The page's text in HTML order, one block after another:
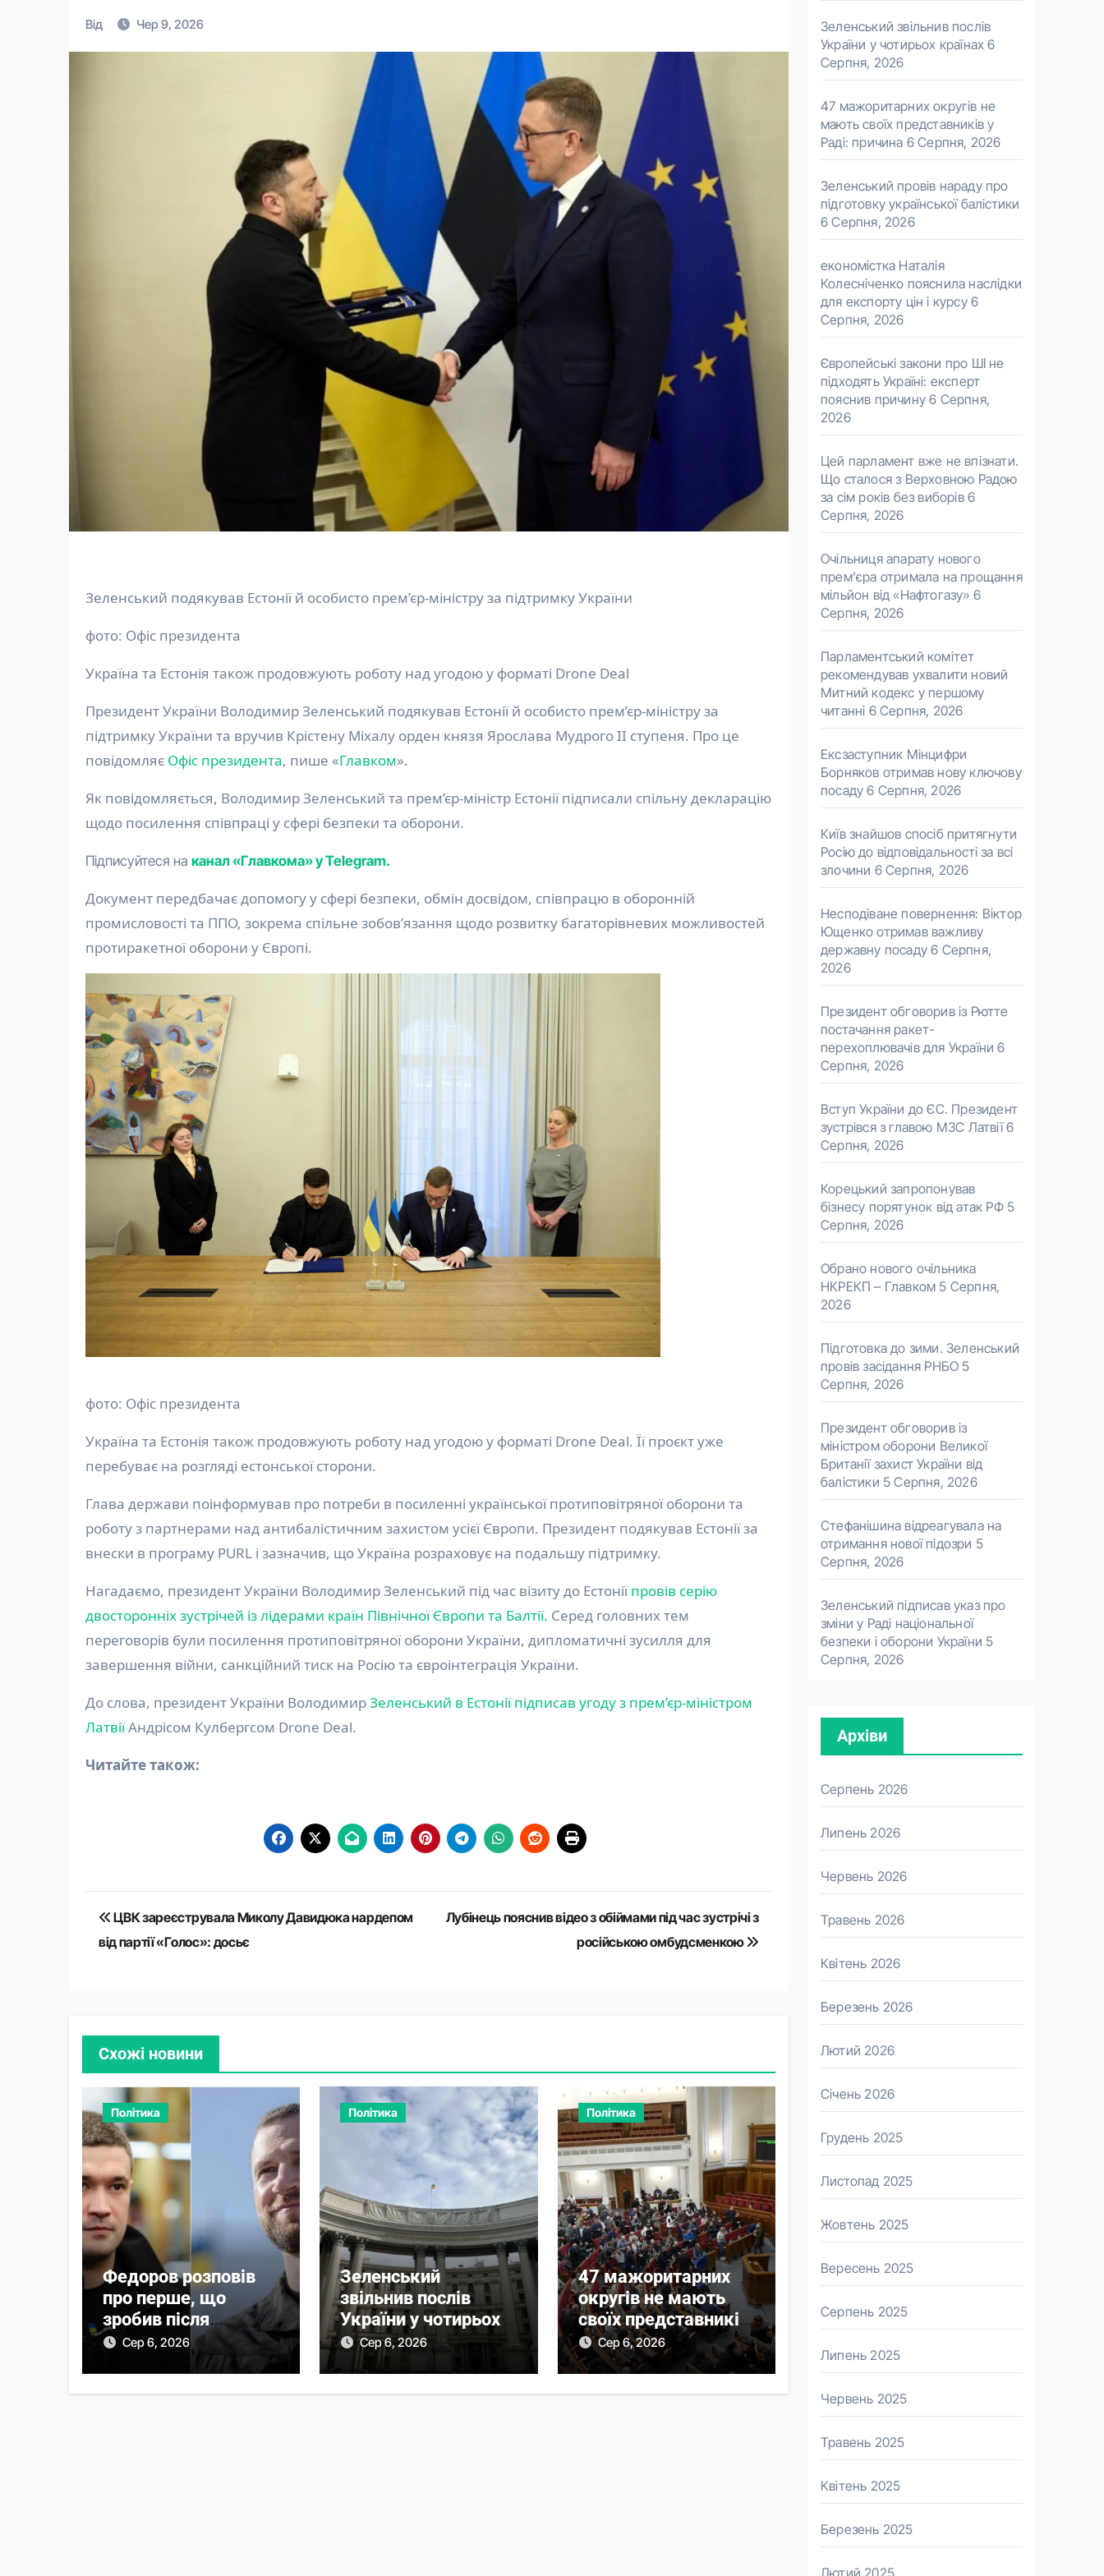
Від Чер 9, 2026
Зеленський подякував Естонії й особисто прем’єр-міністру за підтримку України
фото: Офіс президента
Україна та Естонія також продовжують роботу над угодою у форматі Drone Deal
Президент України Володимир Зеленський подякував Естонії й особисто прем’єр-міністру за
підтримку України та вручив Крістену Міхалу орден князя Ярослава Мудрого II ступеня. Про це
повідомляє Офіс президента, пише «Главком».
Як повідомляється, Володимир Зеленський та прем’єр-міністр Естонії підписали спільну декларацію
щодо посилення співпраці у сфері безпеки та оборони.
Підписуйтеся на канал «Главкома» у Telegram.
Документ передбачає допомогу у сфері безпеки, обмін досвідом, співпрацю в оборонній
промисловості та ППО, зокрема спільне зобов’язання щодо розвитку багаторівневих можливостей
протиракетної оборони у Європі.
фото: Офіс президента
Україна та Естонія також продовжують роботу над угодою у форматі Drone Deal. Її проєкт уже
перебуває на розгляді естонської сторони.
Глава держави поінформував про потреби в посиленні української протиповітряної оборони та
роботу з партнерами над антибалістичним захистом усієї Європи. Президент подякував Естонії за
внески в програму PURL і зазначив, що Україна розраховує на подальшу підтримку.
Нагадаємо, президент України Володимир Зеленський під час візиту до Естоніїпровів серію
двосторонніх зустрічей із лідерами країн Північної Європи та Балтії. Серед головних тем
переговорів були посилення протиповітряної оборони України, дипломатичні зусилля для
завершення війни, санкційний тиск на Росію та євроінтеграція України.
До слова, президент України ВолодимирЗеленський в Естонії підписав угоду з прем’єр-міністром
ЛатвіїАндрісом Кулбергсом Drone Deal.
Читайте також:
Навігація
записів
ЦВК зареєструвала Миколу Давидюка нардепом
від партії «Голос»: досьє
Лубінець пояснив відео з обіймами під час зустрічі з
російською омбудсменкою
Схожі новини
Політика
Федоров розповів
про перше, що
зробив після
звільнення з
Міноборони
Сер 6, 2026
Політика
Зеленський
звільнив послів
України у чотирьох
країнах
Сер 6, 2026
Політика
47 мажоритарних
округів не мають
своїх представників
у Раді: причина
Сер 6, 2026
Зеленський звільнив послів
України у чотирьох країнах 6
Серпня, 2026
47 мажоритарних округів не
мають своїх представників у
Раді: причина 6 Серпня, 2026
Зеленський провів нараду про
підготовку української балістики
6 Серпня, 2026
економістка Наталія
Колесніченко пояснила наслідки
для експорту цін і курсу 6
Серпня, 2026
Європейські закони про ШІ не
підходять Україні: експерт
пояснив причину 6 Серпня,
2026
Цей парламент вже не впізнати.
Що сталося з Верховною Радою
за сім років без виборів 6
Серпня, 2026
Очільниця апарату нового
прем’єра отримала на прощання
мільйон від «Нафтогазу» 6
Серпня, 2026
Парламентський комітет
рекомендував ухвалити новий
Митний кодекс у першому
читанні 6 Серпня, 2026
Ексзаступник Мінцифри
Борняков отримав нову ключову
посаду 6 Серпня, 2026
Київ знайшов спосіб притягнути
Росію до відповідальності за всі
злочини 6 Серпня, 2026
Несподіване повернення: Віктор
Ющенко отримав важливу
державну посаду 6 Серпня,
2026
Президент обговорив із Рютте
постачання ракет-
перехоплювачів для України 6
Серпня, 2026
Вступ України до ЄС. Президент
зустрівся з главою МЗС Латвії 6
Серпня, 2026
Корецький запропонував
бізнесу порятунок від атак РФ 5
Серпня, 2026
Обрано нового очільника
НКРЕКП – Главком 5 Серпня,
2026
Підготовка до зими. Зеленський
провів засідання РНБО 5
Серпня, 2026
Президент обговорив із
міністром оборони Великої
Британії захист України від
балістики 5 Серпня, 2026
Стефанішина відреагувала на
отримання нової підозри 5
Серпня, 2026
Зеленський підписав указ про
зміни у Раді національної
безпеки і оборони України 5
Серпня, 2026
Архіви
Серпень 2026
Липень 2026
Червень 2026
Травень 2026
Квітень 2026
Березень 2026
Лютий 2026
Січень 2026
Грудень 2025
Листопад 2025
Жовтень 2025
Вересень 2025
Серпень 2025
Липень 2025
Червень 2025
Травень 2025
Квітень 2025
Березень 2025
Лютий 2025